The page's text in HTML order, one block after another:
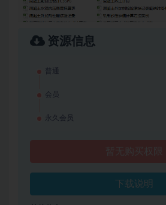
资源信息
普通
会员
永久会员
下载说明